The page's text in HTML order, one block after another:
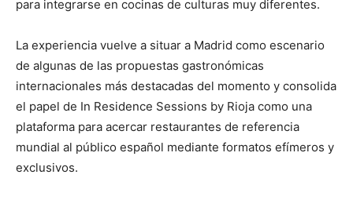
para integrarse en cocinas de culturas muy diferentes.
La experiencia vuelve a situar a Madrid como escenario
de algunas de las propuestas gastronómicas
internacionales más destacadas del momento y consolida
el papel de In Residence Sessions by Rioja como una
plataforma para acercar restaurantes de referencia
mundial al público español mediante formatos efímeros y
exclusivos.